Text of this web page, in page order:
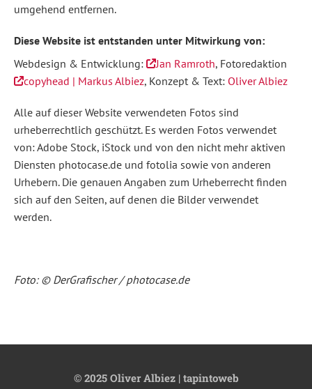
umgehend entfernen.
Diese Website ist entstanden unter Mitwirkung von:
Webdesign & Entwicklung:
Jan Ramroth, Fotoredaktion
copyhead | Markus Albiez, Konzept & Text: Oliver Albiez
Alle auf dieser Website verwendeten Fotos sind
urheberrechtlich geschützt. Es werden Fotos verwendet
von: Adobe Stock, iStock und von den nicht mehr aktiven
Diensten photocase.de und fotolia sowie von anderen
Urhebern. Die genauen Angaben zum Urheberrecht finden
sich auf den Seiten, auf denen die Bilder verwendet
werden.
Foto: © DerGrafischer / photocase.de
© 2025 Oliver Albiez | tapintoweb